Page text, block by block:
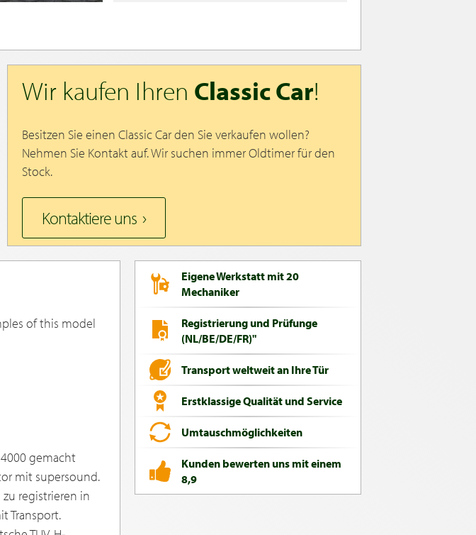
Wir kaufen Ihren Classic Car!
Besitzen Sie einen Classic Car den Sie verkaufen wollen?
Nehmen Sie Kontakt auf. Wir suchen immer Oldtimer für den
Stock.
Kontaktiere uns
of this model
gemacht
mit supersound.
registrieren in
Transport.
Eigene Werkstatt mit 20
Mechaniker
Registrierung und Prüfunge
(NL/BE/DE/FR)"
Transport weltweit an Ihre Tür
Erstklassige Qualität und Service
Umtauschmöglichkeiten
Kunden bewerten uns mit einem
8,9